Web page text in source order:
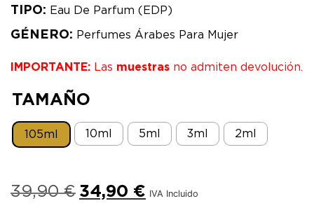
TIPO: Eau De Parfum (EDP)
GÉNERO: Perfumes Árabes Para Mujer
IMPORTANTE: Las muestras no admiten devolución.
TAMAÑO
105ml 10ml 5ml 3ml 2ml
39,90€ 34,90 € IVA Incluido